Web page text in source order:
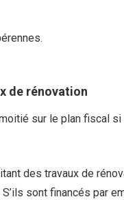
de rénovation
sur le plan fiscal si
des travaux de
sont financés par